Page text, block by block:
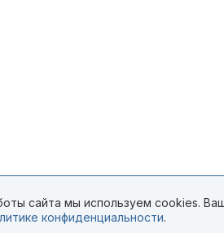
сайта мы используем cookies.
конфиденциальности.